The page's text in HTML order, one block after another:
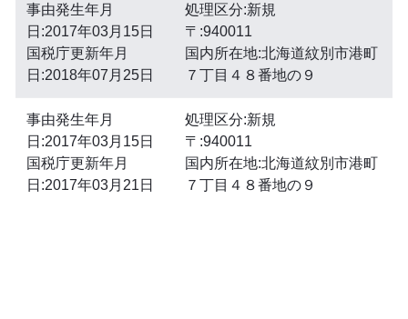
事由発生年月
日:2017年03月15日
国税庁更新年月
日:2018年07月25日
処理区分:新規
〒:940011
国内所在地:北海道紋別市港町
７丁目４８番地の９
事由発生年月
日:2017年03月15日
国税庁更新年月
日:2017年03月21日
処理区分:新規
〒:940011
国内所在地:北海道紋別市港町
７丁目４８番地の９